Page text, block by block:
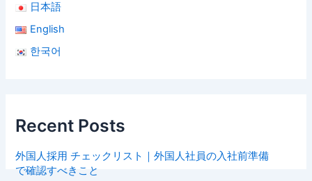
日本語
English
한국어
Recent Posts
外国人採用 チェックリスト｜外国人社員の入社前準備
で確認すべきこと